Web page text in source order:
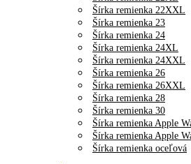
Šírka remienka 22XXL
Šírka remienka 23
Šírka remienka 24
Šírka remienka 24XL
Šírka remienka 24XXL
Šírka remienka 26
Šírka remienka 26XXL
Šírka remienka 28
Šírka remienka 30
Šírka remienka Apple
Šírka remienka Apple
Šírka remienka oceľová